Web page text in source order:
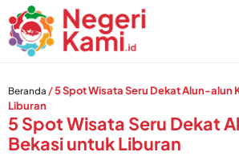
Beranda /5 Spot Wisata Seru Dekat Alun-alun
Liburan
5 Spot Wisata Seru Dekat
Bekasi untuk Liburan